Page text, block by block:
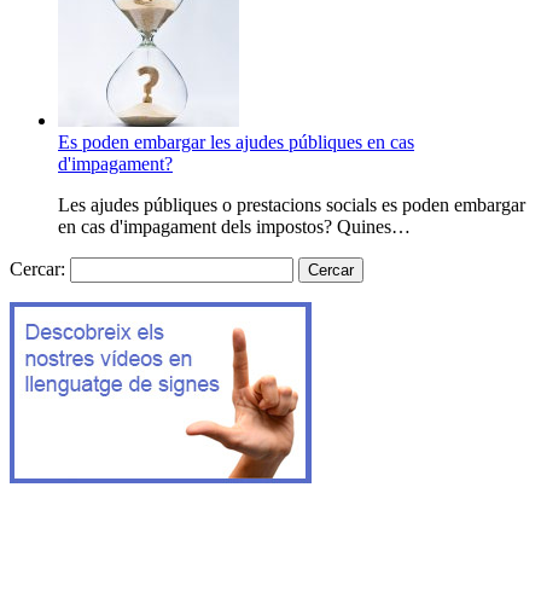
Es poden embargar les ajudes públiques en cas
d'impagament?
Les ajudes públiques o prestacions socials es poden embargar
en cas d'impagament dels impostos? Quines…
Cercar: